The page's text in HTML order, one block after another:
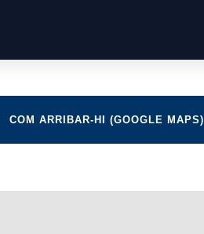
COM ARRIBAR-HI (GOOGLE MAPS)